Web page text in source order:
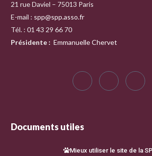
21 rue Daviel – 75013 Paris
E-mail : spp@spp.asso.fr
Tél. : 01 43 29 66 70
Présidente : Emmanuelle Chervet
Documents utiles
Mieux utiliser le site de la